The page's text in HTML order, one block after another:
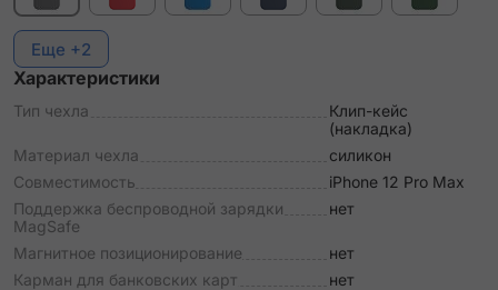
Еще +2
Характеристики
Тип чехла
Клип-кейс
(накладка)
Материал чехла
силикон
Совместимость
iPhone 12 Pro Max
Поддержка беспроводной зарядки
MagSafe
нет
Магнитное позиционирование
нет
Карман для банковских карт
нет